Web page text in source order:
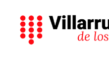
contenido